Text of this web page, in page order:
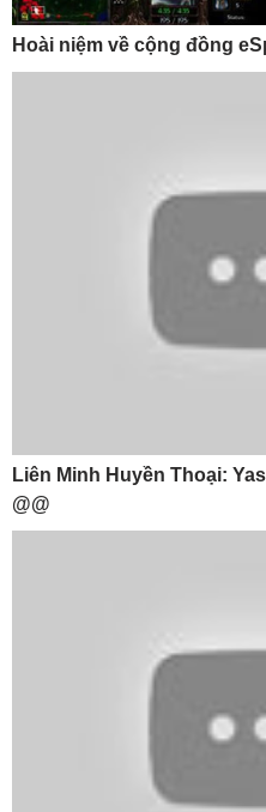
Hoài niệm về cộng đồng
Liên Minh Huyền Thoại:
@@